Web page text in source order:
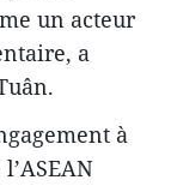
un acteur
a
à